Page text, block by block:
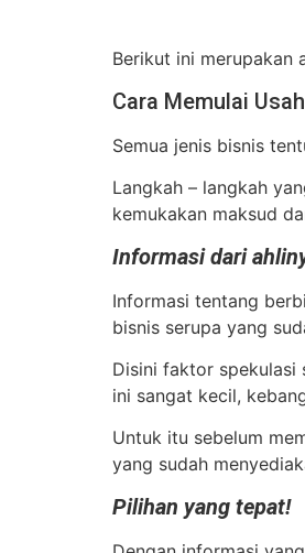
Cara
Berikut ini
Cara Memulai
Semua jenis bisnis
Langkah – langkah
kemukakan maksud
Informasi dari
Informasi tentang
bisnis serupa yang
Disini faktor spekulasi
ini sangat kecil,
Untuk itu sebelum
yang sudah
Pilihan yang tepat!